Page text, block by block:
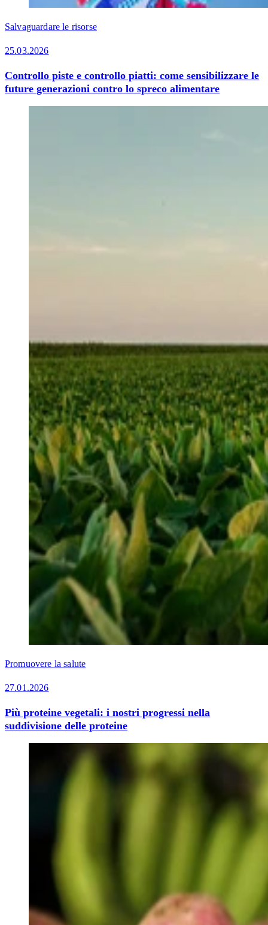
Salvaguardare le risorse
25.03.2026
Controllo piste e controllo piatti: come sensibilizzare le
future generazioni contro lo spreco alimentare
Promuovere la salute
27.01.2026
Più proteine vegetali: i nostri progressi nella
suddivisione delle proteine